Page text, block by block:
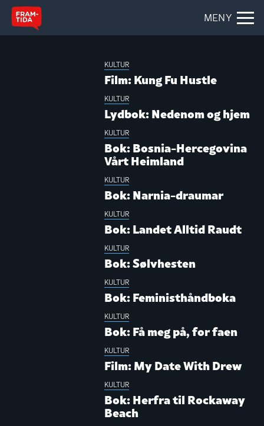
MENY
KULTUR
Film: Kung Fu Hustle
KULTUR
Lydbok: Nedenom og hjem
KULTUR
Bok: Bosnia-Hercegovina
Vårt Heimland
KULTUR
Bok: Narnia-draumar
KULTUR
Bok: Landet Alltid Raudt
KULTUR
Bok: Sølvhesten
KULTUR
Bok: Feministhåndboka
KULTUR
Bok: Få meg på, for faen
KULTUR
Film: My Date With Drew
KULTUR
Bok: Herfra til Rockaway
Beach